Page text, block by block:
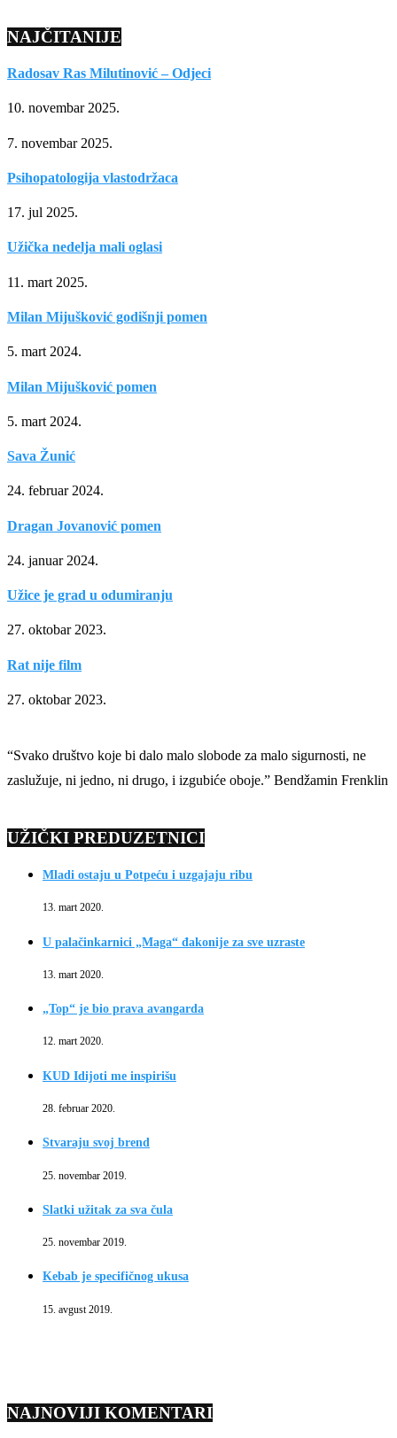
NAJČITANIJE
Radosav Ras Milutinović – Odjeci
10. novembar 2025.
7. novembar 2025.
Psihopatologija vlastodržaca
17. jul 2025.
Užička nedelja mali oglasi
11. mart 2025.
Milan Mijušković godišnji pomen
5. mart 2024.
Milan Mijušković pomen
5. mart 2024.
Sava Žunić
24. februar 2024.
Dragan Jovanović pomen
24. januar 2024.
Užice je grad u odumiranju
27. oktobar 2023.
Rat nije film
27. oktobar 2023.
“Svako društvo koje bi dalo malo slobode za malo sigurnosti, ne
zaslužuje, ni jedno, ni drugo, i izgubiće oboje.” Bendžamin Frenklin
UŽIČKI PREDUZETNICI
Mladi ostaju u Potpeću i uzgajaju ribu
13. mart 2020.
U palačinkarnici „Maga“ đakonije za sve uzraste
13. mart 2020.
„Top“ je bio prava avangarda
12. mart 2020.
KUD Idijoti me inspirišu
28. februar 2020.
Stvaraju svoj brend
25. novembar 2019.
Slatki užitak za sva čula
25. novembar 2019.
Kebab je specifičnog ukusa
15. avgust 2019.
NAJNOVIJI KOMENTARI